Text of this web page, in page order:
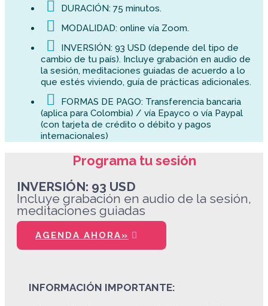
 DURACIÓN: 75 minutos.
 MODALIDAD: online vía Zoom.

INVERSIÓN: 93 USD (depende del tipo de
cambio de tu país). Incluye grabación en audio de
la sesión, meditaciones guiadas de acuerdo a lo
que estés viviendo, guía de prácticas adicionales.

FORMAS DE PAGO: Transferencia bancaria
(aplica para Colombia) / vía Epayco o vía Paypal
(con tarjeta de crédito o débito y pagos
internacionales)
Programa tu sesión
INVERSIÓN: 93 USD
Incluye grabación en audio de la sesión,
meditaciones guiadas
AGENDA AHORA»
INFORMACIÓN IMPORTANTE: